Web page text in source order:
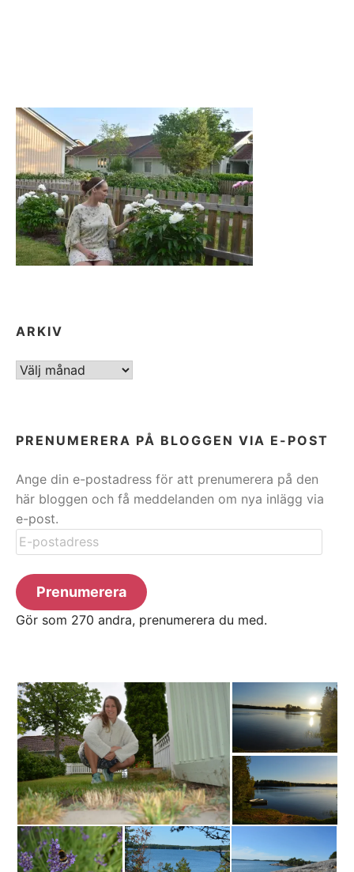
ARKIV
ARKIV
PRENUMERERA PÅ BLOGGEN VIA E-POST
Ange din e-postadress för att prenumerera på den
här bloggen och få meddelanden om nya inlägg via
e-post.
E-
postadress
Prenumerera
Gör som 270 andra, prenumerera du med.